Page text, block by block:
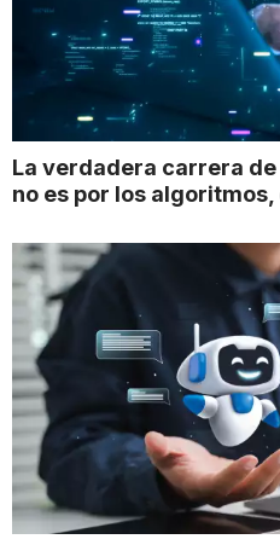
La verdadera carrera
no es por los